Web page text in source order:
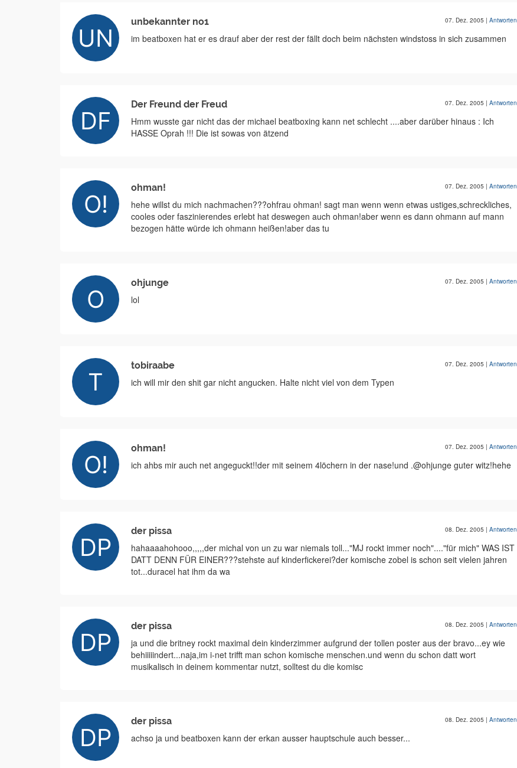
unbekannter no1 07. Dez. 2005 | Antworten
im beatboxen hat er es drauf aber der rest der fällt doch beim nächsten windstoss in sich zusammen
Der Freund der Freud 07. Dez. 2005 | Antworten
Hmm wusste gar nicht das der michael beatboxing kann net schlecht ....aber darüber hinaus : Ich
HASSE Oprah !!! Die ist sowas von ätzend
ohman! 07. Dez. 2005 | Antworten
hehe willst du mich nachmachen???ohfrau ohman! sagt man wenn wenn etwas ustiges,schreckliches,
cooles oder faszinierendes erlebt hat deswegen auch ohman!aber wenn es dann ohmann auf mann
bezogen hätte würde ich ohmann heißen!aber das tu
ohjunge 07. Dez. 2005 | Antworten
lol
tobiraabe 07. Dez. 2005 | Antworten
ich will mir den shit gar nicht angucken. Halte nicht viel von dem Typen
ohman! 07. Dez. 2005 | Antworten
ich ahbs mir auch net angeguckt!!der mit seinem 4löchern in der nase!und .@ohjunge guter witz!hehe
der pissa 08. Dez. 2005 | Antworten
hahaaaahohooo,,,,,der michal von un zu war niemals toll..."MJ rockt immer noch"...."für mich" WAS IST
DATT DENN FÜR EINER???stehste auf kinderfickerei?der komische zobel is schon seit vielen jahren
tot...duracel hat ihm da wa
der pissa 08. Dez. 2005 | Antworten
ja und die britney rockt maximal dein kinderzimmer aufgrund der tollen poster aus der bravo...ey wie
behiiiiindert...naja,im i-net trifft man schon komische menschen.und wenn du schon datt wort
musikalisch in deinem kommentar nutzt, solltest du die komisc
der pissa 08. Dez. 2005 | Antworten
achso ja und beatboxen kann der erkan ausser hauptschule auch besser...